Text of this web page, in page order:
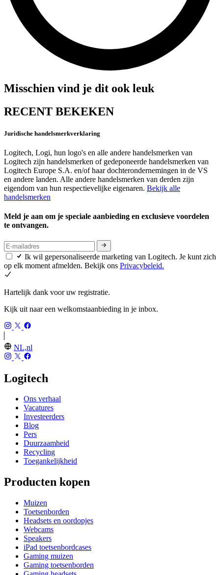
Misschien vind je dit ook leuk
RECENT BEKEKEN
Juridische handelsmerkverklaring
Logitech, Logi, hun logo's en alle andere handelsmerken van
Logitech zijn handelsmerken of gedeponeerde handelsmerken van
Logitech Europe S.A. en/of haar dochterondernemingen in de VS
en andere landen. Alle andere handelsmerken van derden zijn
eigendom van hun respectievelijke eigenaren. Bekijk alle
handelsmerken
Meld je aan om je speciale aanbieding en exclusieve voordelen
te ontvangen.
Ik wil gepersonaliseerde marketing van Logitech. Je kunt zich
op elk moment afmelden. Bekijk ons Privacybeleid.
Hartelijk dank voor uw registratie.
Kijk uit naar een welkomstaanbieding in je inbox.
NL,nl
Logitech
Ons verhaal
Vacatures
Investeerders
Blog
Pers
Duurzaamheid
Recycling
Toegankelijkheid
Producten kopen
Muizen
Toetsenborden
Headsets en oordopjes
Webcams
Speakers
iPad toetsenbordcases
Gaming muizen
Gaming toetsenborden